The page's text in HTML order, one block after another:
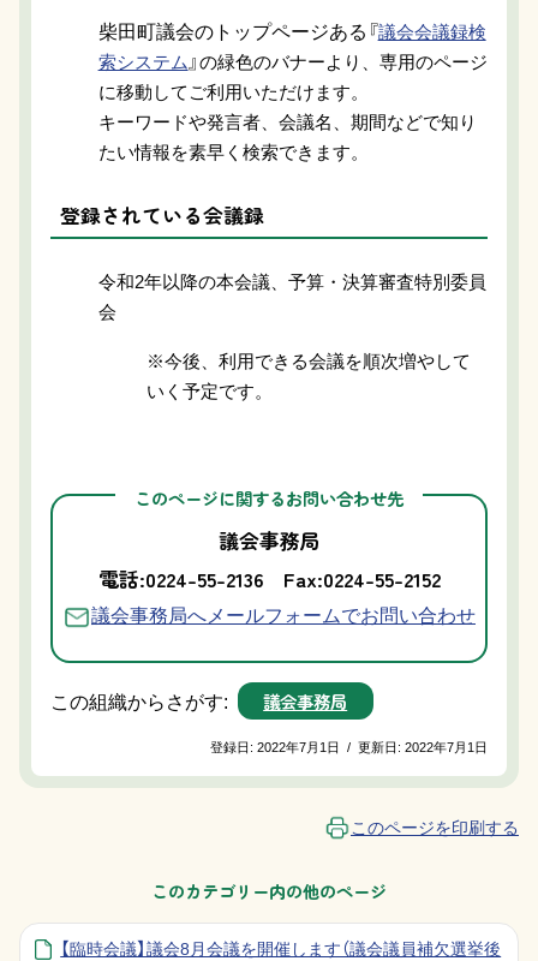
柴田町議会のトップページある 『議会会議録検
索システム 』の緑色のバナーより、専用のページ
に移動してご利用いただけます。
キーワードや発言者、会議名、期間などで知り
たい情報を素早く検索できます。
登録されている会議録
令和2年以降の本会議、予算・決算審査特別委員
会
※今後、利用できる会議を順次増やして
いく予定です。
このページに関するお問い合わせ先
議会事務局
電話:0224-55-2136
Fax:0224-55-2152
議会事務局へメールフォームでお問い合わせ
この組織からさがす: 議会事務局
登録日:2022年7月1日 / 更新日:2022年7月1日
このページを印刷する
このカテゴリー内の他のページ
【臨時会議】議会8月会議を開催します（議会議員補欠選挙後